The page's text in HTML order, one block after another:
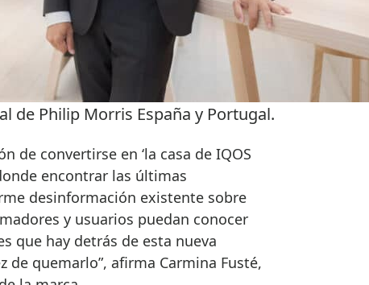
de Philip Morris España y Portugal.
de convertirse en ‘la casa de IQOS
encontrar las últimas
desinformación existente sobre
y usuarios puedan conocer
que hay detrás de esta nueva
quemarlo”, afirma Carmina Fusté,